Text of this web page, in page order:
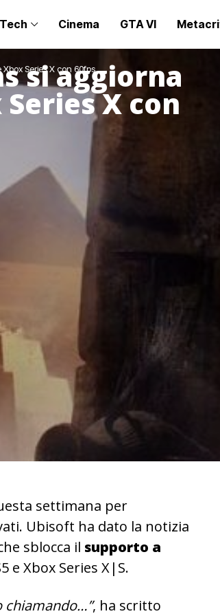
Tech Cinema GTA VI
Series X con 60fps
si aggiorna
X con
settimana per
Ubisoft ha dato la notizia
sblocca il supporto a
e Xbox Series X|S.
chiamando…”, ha scritto